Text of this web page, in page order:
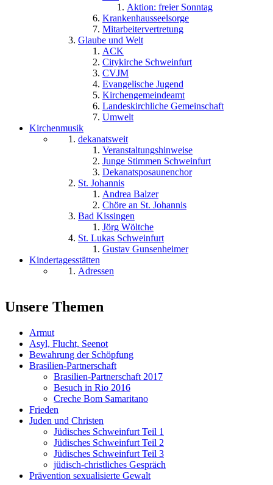
Aktion: freier Sonntag
Krankenhausseelsorge
Mitarbeitervertretung
Glaube und Welt
ACK
Citykirche Schweinfurt
CVJM
Evangelische Jugend
Kirchengemeindeamt
Landeskirchliche Gemeinschaft
Umwelt
Kirchenmusik
dekanatsweit
Veranstaltungshinweise
Junge Stimmen Schweinfurt
Dekanatsposaunenchor
St. Johannis
Andrea Balzer
Chöre an St. Johannis
Bad Kissingen
Jörg Wöltche
St. Lukas Schweinfurt
Gustav Gunsenheimer
Kindertagesstätten
Adressen
Unsere Themen
Armut
Asyl, Flucht, Seenot
Bewahrung der Schöpfung
Brasilien-Partnerschaft
Brasilien-Partnerschaft 2017
Besuch in Rio 2016
Creche Bom Samaritano
Frieden
Juden und Christen
Jüdisches Schweinfurt Teil 1
Jüdisches Schweinfurt Teil 2
Jüdisches Schweinfurt Teil 3
jüdisch-christliches Gespräch
Prävention sexualisierte Gewalt